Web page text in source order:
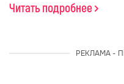
Читать подробнее
РЕКЛАМА -